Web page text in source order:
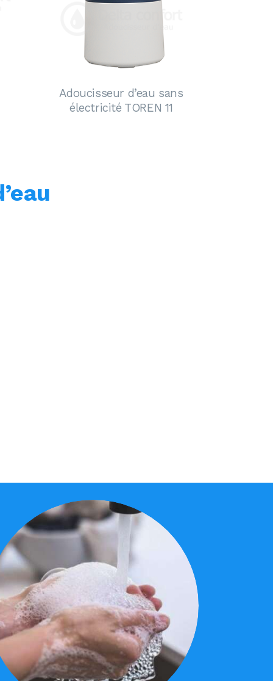
Adoucisseur d’eau sans
électricité TOREN 11